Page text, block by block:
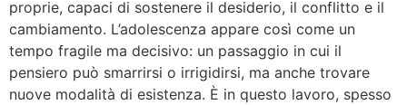
proprie, capaci di sostenere il desiderio, il conflitto e il
cambiamento. L’adolescenza appare così come un
tempo fragile ma decisivo: un passaggio in cui il
pensiero può smarrirsi o irrigidirsi, ma anche trovare
nuove modalità di esistenza. È in questo lavoro, spesso